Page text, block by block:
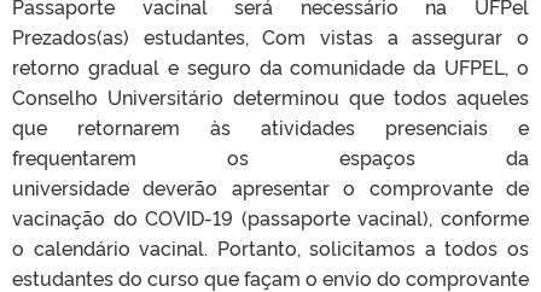
Passaporte vacinal será necessário na UFPel
Prezados(as) estudantes, Com vistas a assegurar o
retorno gradual e seguro da comunidade da UFPEL, o
Conselho Universitário determinou que todos aqueles
que retornarem às atividades presenciais e
frequentarem os espaços da
universidade deverão apresentar o comprovante de
vacinação do COVID-19 (passaporte vacinal), conforme
o calendário vacinal. Portanto, solicitamos a todos os
estudantes do curso que façam o envio do comprovante